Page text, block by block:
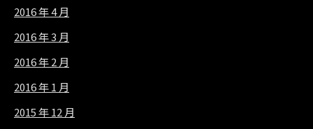
2016 年 4 月
2016 年 3 月
2016 年 2 月
2016 年 1 月
2015 年 12 月